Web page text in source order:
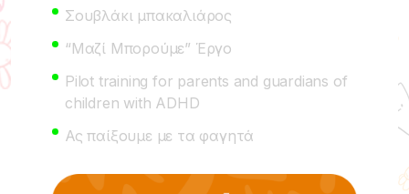
Σουβλάκι μπακαλιάρος
“Μαζί Μπορούμε” Έργο
Pilot training for parents and guardians of
children with ADHD
Ας παίξουμε με τα φαγητά